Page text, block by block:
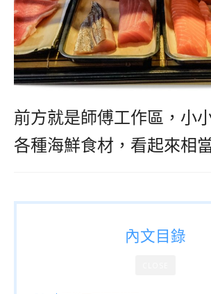
前方就是師傅工作區，小
各種海鮮食材，看起來相
內文目錄